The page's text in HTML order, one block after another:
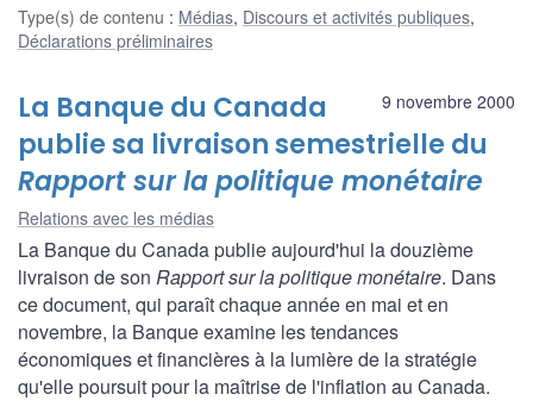
Type(s) de contenu : Médias, Discours et activités publiques,
Déclarations préliminaires
9 novembre 2000
La Banque du Canada
publie sa livraison semestrielle du
Rapport sur la politique monétaire
Relations avec les médias
La Banque du Canada publie aujourd'hui la douzième
livraison de son Rapport sur la politique monétaire. Dans
ce document, qui paraît chaque année en mai et en
novembre, la Banque examine les tendances
économiques et financières à la lumière de la stratégie
qu'elle poursuit pour la maîtrise de l'inflation au Canada.